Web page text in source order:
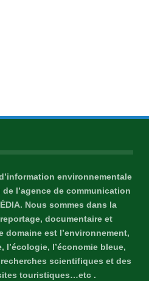
environnementale
l’agence de communication
Nous sommes dans la
documentaire et
domaine est l’environnement,
l’écologie, l’économie bleue,
scientifiques et des
touristiques…etc .